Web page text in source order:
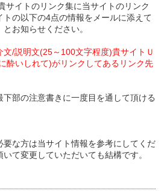
サイトのリンク集に当サイトのリンク
の以下の4点の情報をメールに添えて
お知らせください。
/説明文(25～100文字程度)貴サイトＵ
酔いしれて)がリンクしてあるリンク先
部の注意書きに一度目を通して頂ける
要な方は当サイト情報を参考にしてくだ
て変更していただいても結構です。